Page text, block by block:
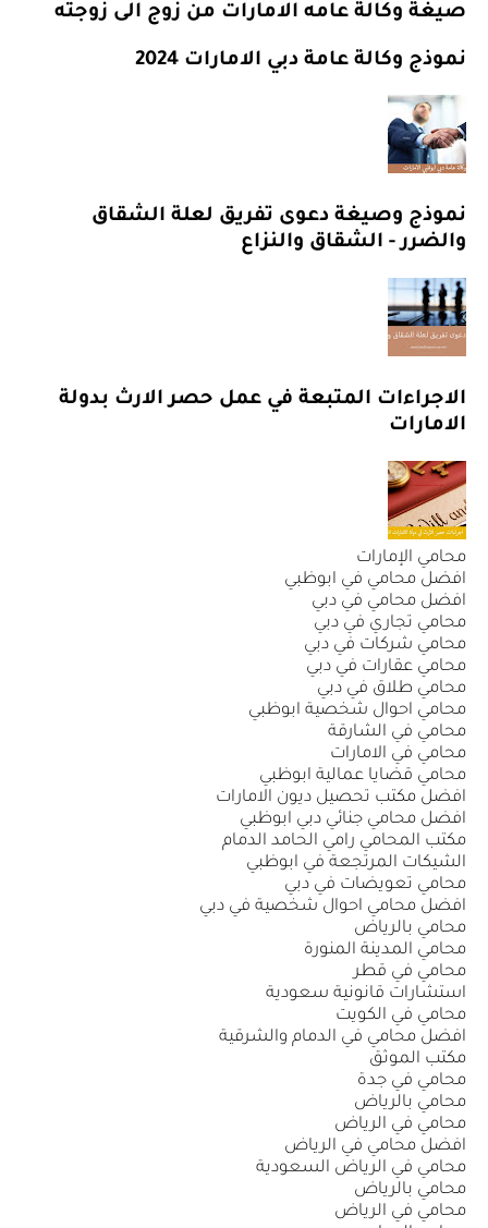
صيغة وكالة عامه الامارات من زوج الى زوجته
نموذج وكالة عامة دبي الامارات 2024
نموذج وصيغة دعوى تفريق لعلة الشقاق
والضرر - الشقاق والنزاع
الاجراءات المتبعة في عمل حصر الارث بدولة
الامارات
محامي الإمارات
افضل محامي في ابوظبي
افضل محامي في دبي
محامي تجاري في دبي
محامي شركات في دبي
محامي عقارات في دبي
محامي طلاق في دبي
محامي احوال شخصية ابوظبي
محامي في الشارقة
محامي في الامارات
محامي قضايا عمالية ابوظبي
افضل مكتب تحصيل ديون الامارات
افضل محامي جنائي دبي ابوظبي
مكتب المحامي رامي الحامد الدمام
الشيكات المرتجعة في ابوظبي
محامي تعويضات في دبي
افضل محامي احوال شخصية في دبي
محامي بالرياض
محامي المدينة المنورة
محامي في قطر
استشارات قانونية سعودية
محامي في الكويت
افضل محامي في الدمام والشرقية
مكتب الموثق
محامي في جدة
محامي بالرياض
محامي في الرياض
افضل محامي في الرياض
محامي في الرياض السعودية
محامي بالرياض
محامي في الرياض